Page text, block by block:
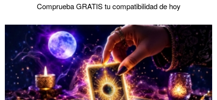
Comprueba GRATIS tu compatibilidad de hoy